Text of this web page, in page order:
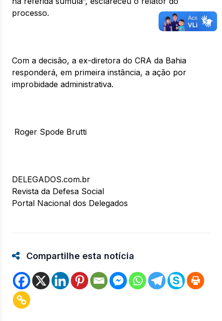
processo.
Com a decisão, a ex-diretora do CRA da Bahia
responderá, em primeira instância, a ação por
improbidade administrativa.
Roger Spode Brutti
DELEGADOS.com.br
Revista da Defesa Social
Portal Nacional dos Delegados
Compartilhe esta notícia